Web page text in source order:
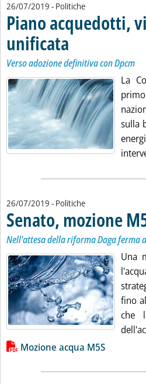
26/07/2019 - Politiche
Piano acquedotti,
unificata . Sottotitolo: Verso
. Pubblicata venerdì 26
Verso adozione definitiva con Dpcm
La
sulla
26/07/2019 - Politiche
Senato, mozione
Nell'attesa della riforma Daga ferma
Una
fino
che
Lista allegati PDF alla
Mozione acqua M5S